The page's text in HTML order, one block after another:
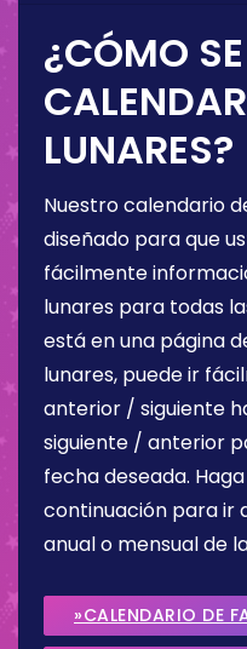
¿CÓMO
LUNARES?
Nuestro calendario
diseñado para que
fácilmente
lunares para todas
está en una página
lunares, puede ir
anterior / siguiente
siguiente / anterior
fecha deseada.
continuación para ir
anual o mensual de
»CALENDARIO DE